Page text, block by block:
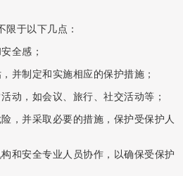
限于以下几点：
全感；
并制定和实施相应的保护措施；
动，如会议、旅行、社交活动等；
，并采取必要的措施，保护受保护人
和安全专业人员协作，以确保受保护